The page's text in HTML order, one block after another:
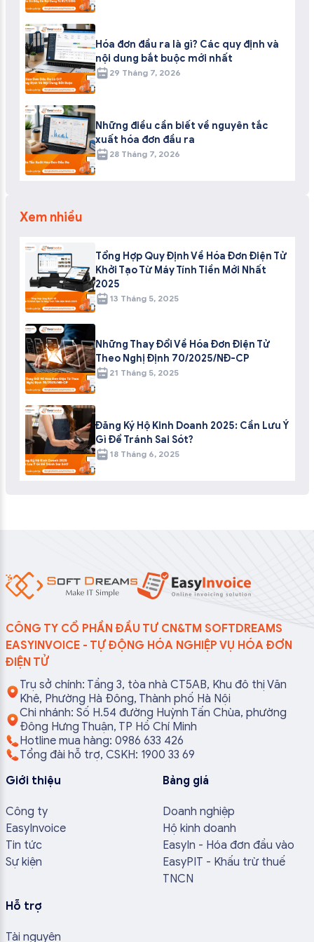
Hóa đơn đầu ra là gì? Các quy định và
nội dung bắt buộc mới nhất
29 Tháng 7, 2026
Những điều cần biết về nguyên tắc
xuất hóa đơn đầu ra
28 Tháng 7, 2026
Xem nhiều
Tổng Hợp Quy Định Về Hóa Đơn Điện Tử
Khởi Tạo Từ Máy Tính Tiền Mới Nhất
2025
13 Tháng 5, 2025
Những Thay Đổi Về Hóa Đơn Điện Tử
Theo Nghị Định 70/2025/NĐ-CP
21 Tháng 5, 2025
Đăng Ký Hộ Kinh Doanh 2025: Cần Lưu Ý
Gì Để Tránh Sai Sót?
18 Tháng 6, 2025
CÔNG TY CỔ PHẦN ĐẦU TƯ CN&TM SOFTDREAMS
EASYINVOICE - TỰ ĐỘNG HÓA NGHIỆP VỤ HÓA ĐƠN
ĐIỆN TỬ
Trụ sở chính: Tầng 3, tòa nhà CT5AB, Khu đô thị Văn
Khê, Phường Hà Đông, Thành phố Hà Nội
Chi nhánh: Số H.54 đường Huỳnh Tấn Chùa, phường
Đông Hưng Thuận, TP Hồ Chí Minh
Hotline mua hàng: 0986 633 426
Tổng đài hỗ trợ, CSKH: 1900 33 69
Giới thiệu
Công ty
EasyInvoice
Tin tức
Sự kiện
Bảng giá
Doanh nghiệp
Hộ kinh doanh
EasyIn - Hóa đơn đầu vào
EasyPIT - Khấu trừ thuế
TNCN
Hỗ trợ
Tài nguyên